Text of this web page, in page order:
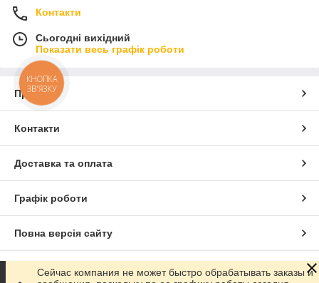
Контакти
Сьогодні вихідний
Показати весь графік роботи
Про нас
Контакти
Доставка та оплата
Графік роботи
Повна версія сайту
Сайт створено на маркетплейсі Prom.ua
Сейчас компания не может быстро обрабатывать заказы и
КНОПКА
ЗВ'ЯЗКУ